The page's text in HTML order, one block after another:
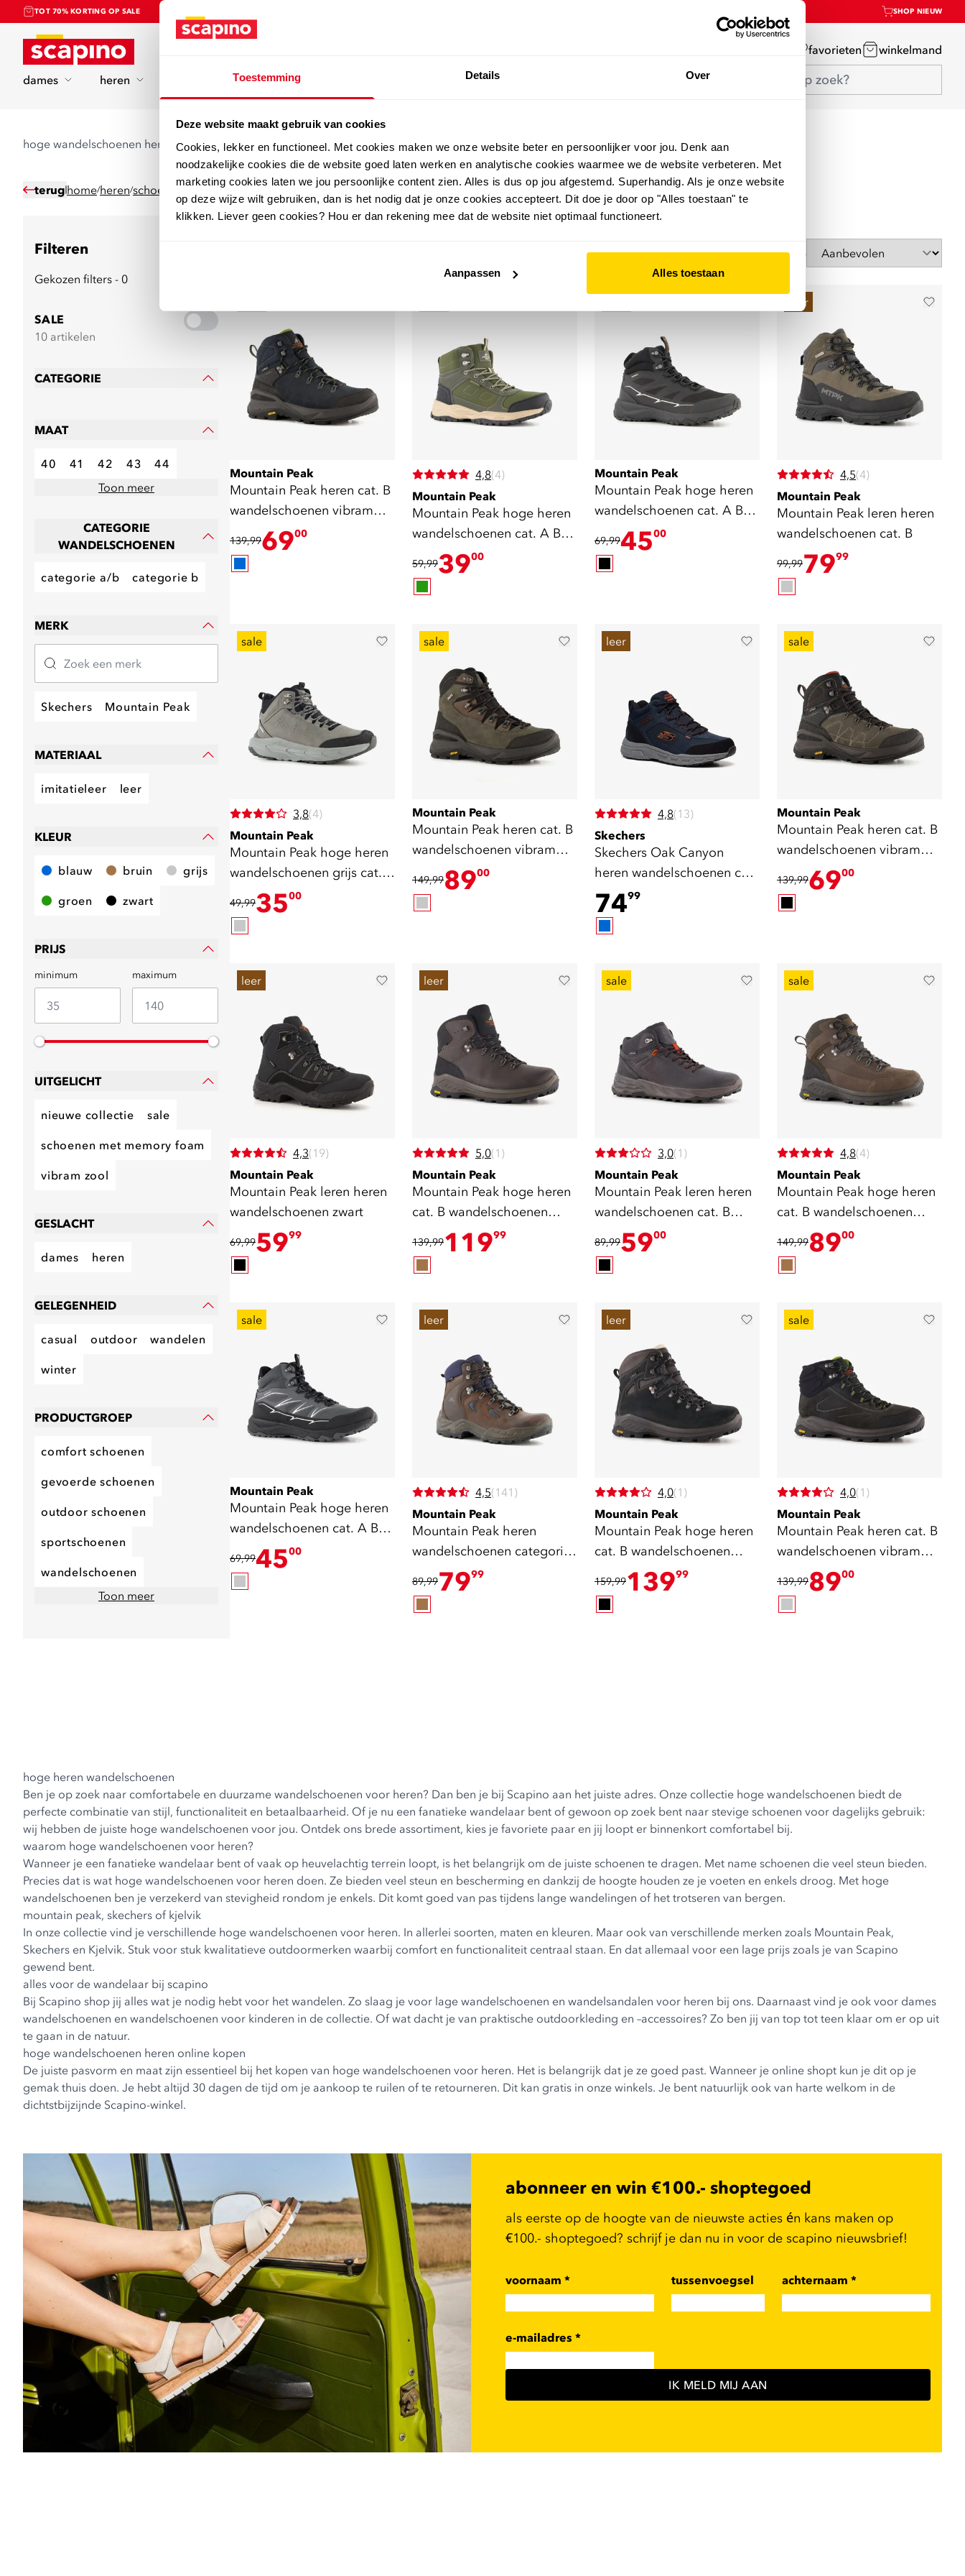
Toestemming Details Over
Deze website maakt gebruik van cookies
Cookies, lekker en functioneel. Met cookies maken we onze website beter en persoonlijker voor jou. Denk aan
noodzakelijke cookies die de website goed laten werken en analytische cookies waarmee we de website verbeteren. Met
marketing cookies laten we jou persoonlijke content zien. Alles is dus op jou afgestemd. Superhandig. Als je onze website
op deze wijze wilt gebruiken, dan is het nodig dat je onze cookies accepteert. Dit doe je door op "Alles toestaan" te
klikken. Liever geen cookies? Hou er dan rekening mee dat de website niet optimaal functioneert.
Aanpassen Alles toestaan
TOT 70% KORTING OP SALE SHOP NIEUW
Home favorieten winkelmand
dames heren sport merken
hoge wandelschoenen heren
terug home/heren/schoenen wandelschoenen hoge wandelschoenen
Filteren
Gekozen filters - 0
SALE
10 artikelen
CATEGORIE
MAAT
40 41 42 43
44
Toon meer
CATEGORIE
WANDELSCHOENEN
categorie a/b categorie b
MERK
Skechers Mountain Peak
MATERIAAL
imitatieleer leer
KLEUR
blauw bruin grijs
groen zwart
PRIJS
minimum maximum
UITGELICHT
nieuwe collectie sale
schoenen met memory foam
vibram zool
GESLACHT
dames heren
GELEGENHEID
casual outdoor wandelen
winter
PRODUCTGROEP
comfort schoenen
gevoerde schoenen
outdoor schoenen
sportschoenen
wandelschoenen
Toon meer
Sorteer op
Mountain Peak
Mountain Peak heren cat. B
wandelschoenen vibram
zool blauw
139,996900
4,8(4)
Mountain Peak
Mountain Peak hoge heren
wandelschoenen cat. A B
groen
59,993900
Mountain Peak
Mountain Peak hoge heren
wandelschoenen cat. A B
69,994500
leer
4,5(4)
Mountain Peak
Mountain Peak leren heren
wandelschoenen cat. B
99,997999
sale
3,8(4)
Mountain Peak
Mountain Peak hoge heren
wandelschoenen grijs cat. A
49,993500
sale
Mountain Peak
Mountain Peak heren cat. B
wandelschoenen vibram
zool bruin
149,998900
leer
4,8(13)
Skechers
Skechers Oak Canyon
heren wandelschoenen cat.
A B
7499
sale
Mountain Peak
Mountain Peak heren cat. B
wandelschoenen vibram
zool zwart
139,996900
leer
4,3(19)
Mountain Peak
Mountain Peak leren heren
wandelschoenen zwart
69,995999
leer
5,0(1)
Mountain Peak
Mountain Peak hoge heren
cat. B wandelschoenen
vibram zool bruin
139,9911999
sale
3,0(1)
Mountain Peak
Mountain Peak leren heren
wandelschoenen cat. B
zwart
89,995900
sale
4,8(4)
Mountain Peak
Mountain Peak hoge heren
cat. B wandelschoenen
vibram zool bruin
149,998900
sale
Mountain Peak
Mountain Peak hoge heren
wandelschoenen cat. A B
69,994500
leer
4,5(141)
Mountain Peak
Mountain Peak heren
wandelschoenen categorie
89,997999
leer
4,0(1)
Mountain Peak
Mountain Peak hoge heren
cat. B wandelschoenen
vibram zool
159,9913999
sale
4,0(1)
Mountain Peak
Mountain Peak heren cat. B
wandelschoenen vibram
zool grijs
139,998900
hoge heren wandelschoenen
Ben je op zoek naar comfortabele en duurzame wandelschoenen voor heren? Dan ben je bij Scapino aan het juiste adres. Onze collectie hoge wandelschoenen biedt de
perfecte combinatie van stijl, functionaliteit en betaalbaarheid. Of je nu een fanatieke wandelaar bent of gewoon op zoek bent naar stevige schoenen voor dagelijks gebruik:
wij hebben de juiste hoge wandelschoenen voor jou. Ontdek ons brede assortiment, kies je favoriete paar en jij loopt er binnenkort comfortabel bij.
waarom hoge wandelschoenen voor heren?
Wanneer je een fanatieke wandelaar bent of vaak op heuvelachtig terrein loopt, is het belangrijk om de juiste schoenen te dragen. Met name schoenen die veel steun bieden.
Precies dat is wat hoge wandelschoenen voor heren doen. Ze bieden veel steun en bescherming en dankzij de hoogte houden ze je voeten en enkels droog. Met hoge
wandelschoenen ben je verzekerd van stevigheid rondom je enkels. Dit komt goed van pas tijdens lange wandelingen of het trotseren van bergen.
mountain peak, skechers of kjelvik
In onze collectie vind je verschillende hoge wandelschoenen voor heren. In allerlei soorten, maten en kleuren. Maar ook van verschillende merken zoals Mountain Peak,
Skechers en Kjelvik. Stuk voor stuk kwalitatieve outdoormerken waarbij comfort en functionaliteit centraal staan. En dat allemaal voor een lage prijs zoals je van Scapino
gewend bent.
alles voor de wandelaar bij scapino
Bij Scapino shop jij alles wat je nodig hebt voor het wandelen. Zo slaag je voor lage wandelschoenen en wandelsandalen voor heren bij ons. Daarnaast vind je ook voor dames
wandelschoenen en wandelschoenen voor kinderen in de collectie. Of wat dacht je van praktische outdoorkleding en –accessoires? Zo ben jij van top tot teen klaar om er op uit
te gaan in de natuur.
hoge wandelschoenen heren online kopen
De juiste pasvorm en maat zijn essentieel bij het kopen van hoge wandelschoenen voor heren. Het is belangrijk dat je ze goed past. Wanneer je online shopt kun je dit op je
gemak thuis doen. Je hebt altijd 30 dagen de tijd om je aankoop te ruilen of te retourneren. Dit kan gratis in onze winkels. Je bent natuurlijk ook van harte welkom in de
dichtstbijzijnde Scapino-winkel.
abonneer en win €100.- shoptegoed
als eerste op de hoogte van de nieuwste acties én kans maken op
€100.- shoptegoed? schrijf je dan nu in voor de scapino nieuwsbrief!
voornaam * tussenvoegsel achternaam*
e-mailadres *
IK MELD MIJ AAN